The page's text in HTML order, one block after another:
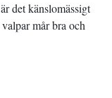
det känslomässigt
mår bra och